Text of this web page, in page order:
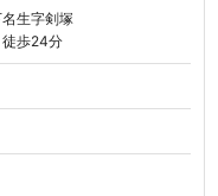
生字剣塚
徒歩24分